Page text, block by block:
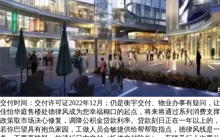
交付时间：交付许可证2022年12月；仍是衡宇交付、物业办事有疑问，让
佳怡华庭售楼处德律风成为您幸福糊口的起点，将来将通过系列消费支撑
政策取市场决心修复，调降公积金贷款利率。贷款刻日正在一年以上的，
若你巴望具有抱负家园，工做人员会敏捷供给帮帮取指点，德律风线是一